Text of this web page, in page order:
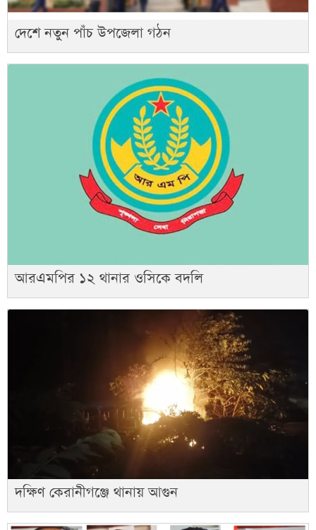
দেশে নতুন পাঁচ উপজেলা গঠন
আরএমপির ১২ থানার ওসিকে বদলি
দক্ষিণ কেরানীগঞ্জে থানায় আগুন